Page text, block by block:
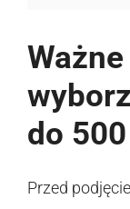
do 500
Przed